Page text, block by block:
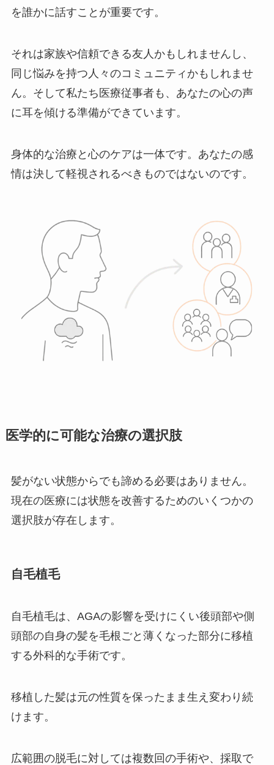
を誰かに話すことが重要です。
それは家族や信頼できる友人かもしれませんし、
同じ悩みを持つ人々のコミュニティかもしれませ
ん。そして私たち医療従事者も、あなたの心の声
に耳を傾ける準備ができています。
身体的な治療と心のケアは一体です。あなたの感
情は決して軽視されるべきものではないのです。
医学的に可能な治療の選択肢
髪がない状態からでも諦める必要はありません。
現在の医療には状態を改善するためのいくつかの
選択肢が存在します。
自毛植毛
自毛植毛は、AGAの影響を受けにくい後頭部や側
頭部の自身の髪を毛根ごと薄くなった部分に移植
する外科的な手術です。
移植した髪は元の性質を保ったまま生え変わり続
けます。
広範囲の脱毛に対しては複数回の手術や、採取で